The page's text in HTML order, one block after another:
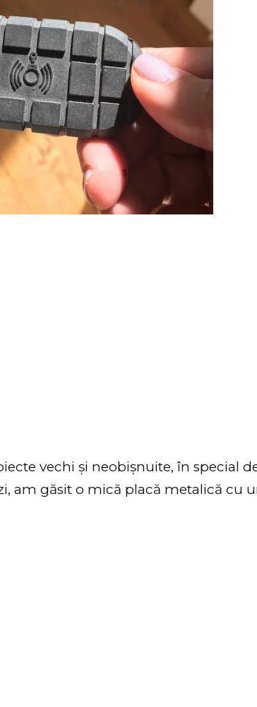
vechi și neobișnuite, în special
am găsit o mică placă metalică cu